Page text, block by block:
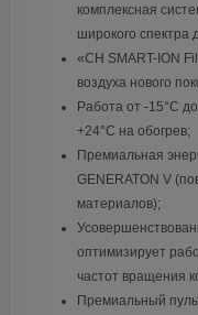
комплексная
широкого спектра
«CH SMART-ION
воздуха нового
Работа от -15°С
+24°С на обогрев;
Премиальная
GENERATON V
материалов);
оптимизирует
частот вращения
Премиальный